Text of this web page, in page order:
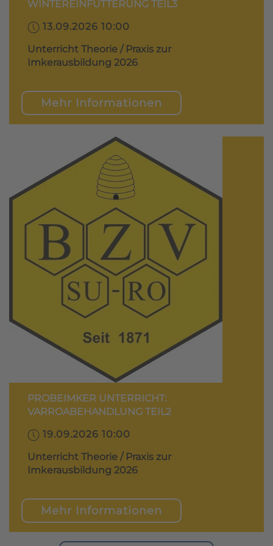
WINTEREINFÜTTERUNG TEIL3
13.09.2026 10:00
Unterricht Theorie / Praxis zur
Imkerausbildung 2026
Mehr Informationen
PROBEIMKER UNTERRICHT:
VARROABEHANDLUNG TEIL2
19.09.2026 10:00
Unterricht Theorie / Praxis zur
Imkerausbildung 2026
Mehr Informationen